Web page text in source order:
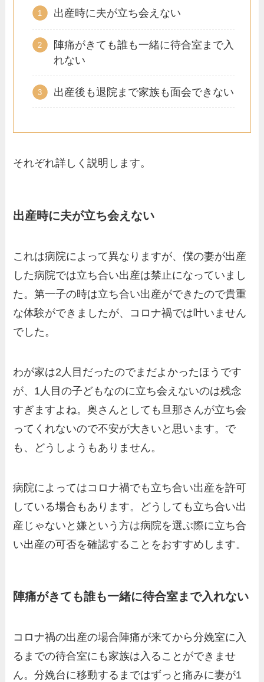
出産時に夫が立ち会えない
陣痛がきても誰も一緒に待合室まで入
れない
出産後も退院まで家族も面会できない
それぞれ詳しく説明します。
出産時に夫が立ち会えない
これは病院によって異なりますが、僕の妻が出産
した病院では立ち合い出産は禁止になっていまし
た。第一子の時は立ち合い出産ができたので貴重
な体験ができましたが、コロナ禍では叶いません
でした。
わが家は2人目だったのでまだよかったほうです
が、1人目の子どもなのに立ち会えないのは残念
すぎますよね。奥さんとしても旦那さんが立ち会
ってくれないので不安が大きいと思います。で
も、どうしようもありません。
病院によってはコロナ禍でも立ち合い出産を許可
している場合もあります。どうしても立ち合い出
産じゃないと嫌という方は病院を選ぶ際に立ち合
い出産の可否を確認することをおすすめします。
陣痛がきても誰も一緒に待合室まで入れない
コロナ禍の出産の場合陣痛が来てから分娩室に入
るまでの待合室にも家族は入ることができませ
ん。分娩台に移動するまではずっと痛みに妻が1